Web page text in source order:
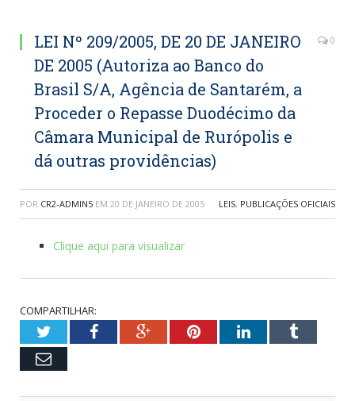
LEI Nº 209/2005, DE 20 DE JANEIRO
DE 2005 (Autoriza ao Banco do
Brasil S/A, Agência de Santarém, a
Proceder o Repasse Duodécimo da
Câmara Municipal de Rurópolis e
dá outras providências)
0
POR CR2-ADMIN5 EM 20 DE JANEIRO DE 2005 LEIS, PUBLICAÇÕES OFICIAIS
Clique aqui para visualizar
COMPARTILHAR:
TwitterFacebookGoogle+PinterestLinkedInTumblr
Email